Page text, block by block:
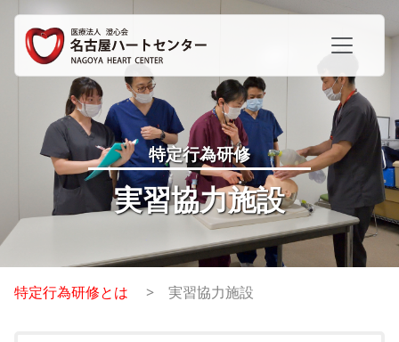
特定行為研修
実習協力施設
特定行為研修とは 実習協力施設